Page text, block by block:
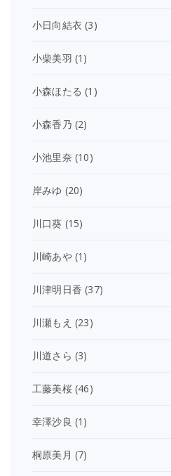
小日向結衣 (3)
小柴美羽 (1)
小森ほたる (1)
小森香乃 (2)
小池里奈 (10)
岸みゆ (20)
川口葵 (15)
川崎あや(1)
川津明日香 (37)
川瀬もえ (23)
川道さら (3)
工藤美桜(46)
幸澤沙良 (1)
桐原美月 (7)